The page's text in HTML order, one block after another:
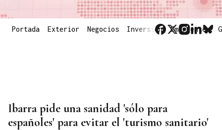
Portada Exterior Negocios Inversión Emergentes
Ibarra pide una sanidad 'sólo para
españoles' para evitar el 'turismo sanitario'